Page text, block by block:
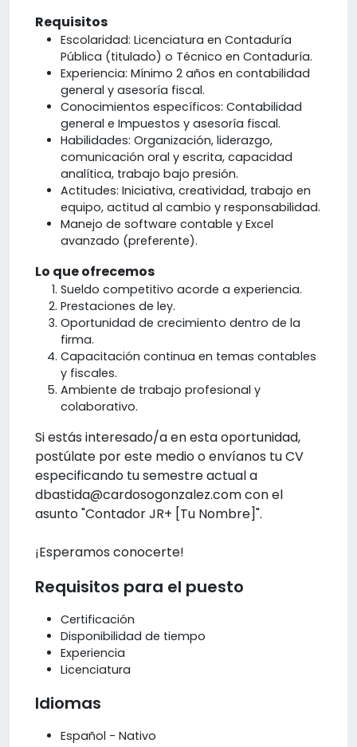
Requisitos
Escolaridad: Licenciatura en Contaduría
Pública (titulado) o Técnico en Contaduría.
Experiencia: Mínimo 2 años en contabilidad
general y asesoría fiscal.
Conocimientos específicos: Contabilidad
general e Impuestos y asesoría fiscal.
Habilidades: Organización, liderazgo,
comunicación oral y escrita, capacidad
analítica, trabajo bajo presión.
Actitudes: Iniciativa, creatividad, trabajo en
equipo, actitud al cambio y responsabilidad.
Manejo de software contable y Excel
avanzado (preferente).
Lo que ofrecemos
Sueldo competitivo acorde a experiencia.
Prestaciones de ley.
Oportunidad de crecimiento dentro de la
firma.
Capacitación continua en temas contables
y fiscales.
Ambiente de trabajo profesional y
colaborativo.
Si estás interesado/a en esta oportunidad,
postúlate por este medio o envíanos tu CV
especificando tu semestre actual a
dbastida@cardosogonzalez.com con el
asunto "Contador JR+ [Tu Nombre]".
¡Esperamos conocerte!
Requisitos para el puesto
Certificación
Disponibilidad de tiempo
Experiencia
Licenciatura
Idiomas
Español - Nativo